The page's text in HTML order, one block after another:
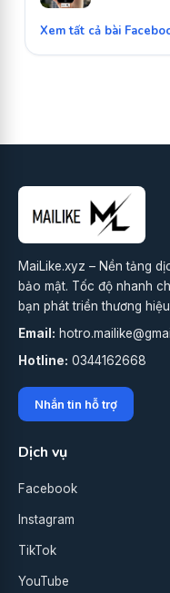
Xem tất cả bài
MaiLike.xyz – Nền tảng
bảo mật. Tốc độ nhanh
bạn phát triển thương
Email:
Hotline: 0344162668
Nhắn tin hỗ trợ
Dịch vụ
Facebook
Instagram
TikTok
YouTube